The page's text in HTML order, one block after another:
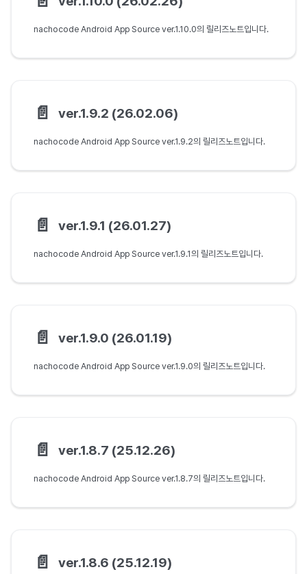
nachocode Android App Source ver.1.10.0의 릴리즈노트입니다.
📄️ ver.1.9.2 (26.02.06)
nachocode Android App Source ver.1.9.2의 릴리즈노트입니다.
📄️ ver.1.9.1 (26.01.27)
nachocode Android App Source ver.1.9.1의 릴리즈노트입니다.
📄️ ver.1.9.0 (26.01.19)
nachocode Android App Source ver.1.9.0의 릴리즈노트입니다.
📄️ ver.1.8.7 (25.12.26)
nachocode Android App Source ver.1.8.7의 릴리즈노트입니다.
📄️ ver.1.8.6 (25.12.19)